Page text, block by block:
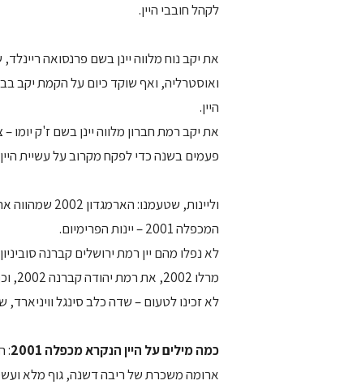
לקהל חובבי היין.
את יקב נוח מלווה יינן בשם פרנסואה
ואוסטרליה, ואף שוקד כיום על הקמת יקב
היין.
את יקב רמת חברון מלווה יינן בשם ז'ק יומו
פעמים בשנה כדי לפקח מקרוב על עשיית
המכפלה 2001 – יינות הפרימיום.
לא זכינו לטעום – שדה כלב סינגל וויניארד,
כמה מילים על היין הנקרא מכפלה 2001
ארומה משכרת של ריבה דשנה, גוף מלא